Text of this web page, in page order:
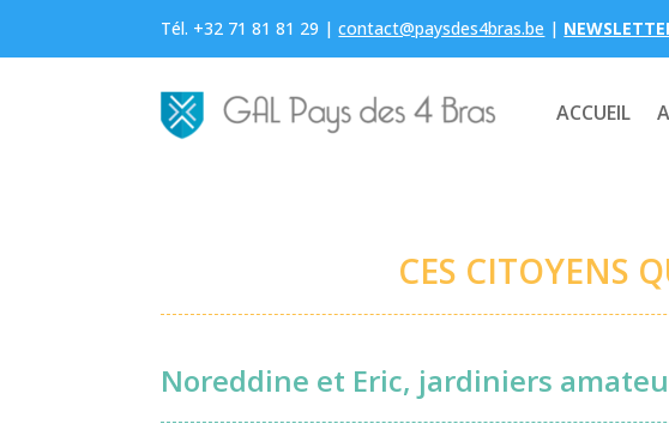
Tél. +32 71 81 81 29 | contact@paysdes4bras.be |
ACCUEIL
CES CITOYENS
Noreddine et Eric, jardiniers